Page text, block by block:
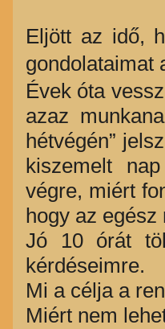
Eljött az idő,
gondolataimat
Évek óta
azaz
hétvégén”
kiszemelt
végre, miért
hogy az
Jó 10 órát
kérdéseimre.
Mi a célja a
Miért nem